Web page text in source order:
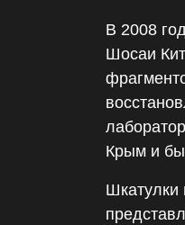
В 2008
Шосаи
Крым и
Шкатулки